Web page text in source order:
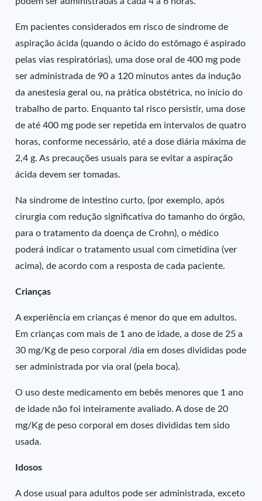
Em pacientes considerados em risco de síndrome de
aspiração ácida (quando o ácido do estômago é aspirado
pelas vias respiratórias), uma dose oral de 400 mg pode
ser administrada de 90 a 120 minutos antes da indução
da anestesia geral ou, na prática obstétrica, no início do
trabalho de parto. Enquanto tal risco persistir, uma dose
de até 400 mg pode ser repetida em intervalos de quatro
horas, conforme necessário, até a dose diária máxima de
2,4 g. As precauções usuais para se evitar a aspiração
ácida devem ser tomadas.
Na síndrome de intestino curto, (por exemplo, após
cirurgia com redução significativa do tamanho do órgão,
para o tratamento da doença de Crohn), o médico
poderá indicar o tratamento usual com cimetidina (ver
acima), de acordo com a resposta de cada paciente.
Crianças
A experiência em crianças é menor do que em adultos.
Em crianças com mais de 1 ano de idade, a dose de 25 a
30 mg/Kg de peso corporal /dia em doses divididas pode
ser administrada por via oral (pela boca).
O uso deste medicamento em bebês menores que 1 ano
de idade não foi inteiramente avaliado. A dose de 20
mg/Kg de peso corporal em doses divididas tem sido
usada.
Idosos
A dose usual para adultos pode ser administrada, exceto